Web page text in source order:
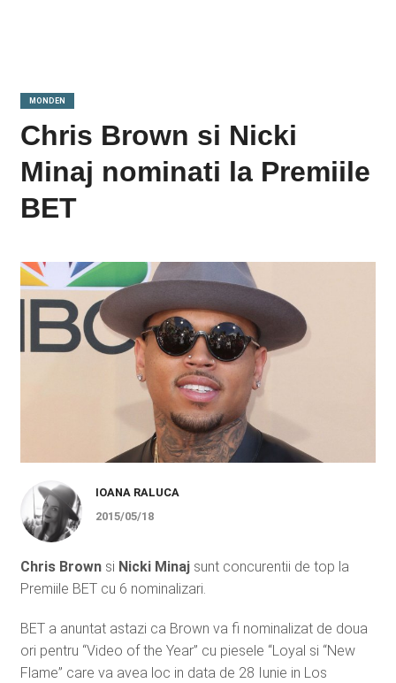
MONDEN
Chris Brown si Nicki
Minaj nominati la Premiile
BET
IOANA RALUCA
2015/05/18
Chris Brownsi Nicki Minajsunt concurentii de top la
Premiile BET cu 6 nominalizari.
BET a anuntat astazi ca Brown va fi nominalizat de doua
ori pentru “Video of the Year” cu piesele “Loyal si “New
Flame” care va avea loc in data de 28 Iunie in Los